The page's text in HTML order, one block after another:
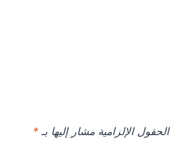
الحقول الإلزامية مشار إليها بـ *